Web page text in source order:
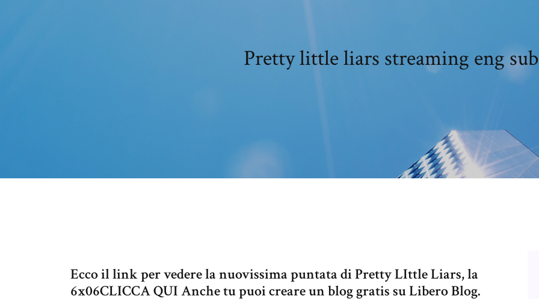
Pretty little liars streaming eng
Ecco il link per vedere la nuovissima puntata di Pretty LIttle Liars, la
6x06CLICCA QUI Anche tu puoi creare un blog gratis su Libero Blog.